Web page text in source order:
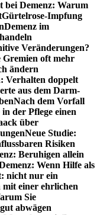
bei Demenz: Warum
Gürtelrose-Impfung
Demenz im
Veränderungen?
Gremien oft mehr
ändern
Verhalten doppelt
aus dem Darm-
Nach dem Vorfall
der Pflege einen
über
Neue Studie:
Risiken
Beruhigen allein
Wenn Hilfe als
nicht nur ein
mit einer ehrlichen
Sie
abwägen